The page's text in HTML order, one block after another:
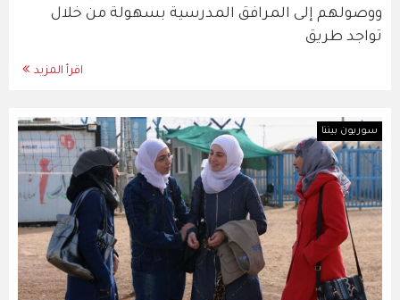
ووصولهم إلى المرافق المدرسية بسهولة من خلال
تواجد طريق
اقرأ المزيد
سوريون بيننا